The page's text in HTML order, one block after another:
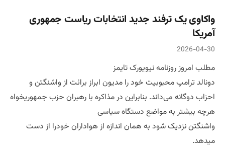
واکاوی یک ترفند جدید انتخابات ریاست جمهوری
آمریکا
2026-04-30
مطلب امروز روزنامه نیویورک تایمز
دونالد ترامپ محبوبیت خود را مدیون ابراز برائت از واشنگتن و
احزاب دوگانه می‌داند. بنابراین در مذاکره با رهبران حزب جمهوریخواه
هرچه بیشتر به مواضع دستگاه سیاسی
واشنگتن نزدیک شود به همان اندازه از هواداران خودرا از دست
میدهد.